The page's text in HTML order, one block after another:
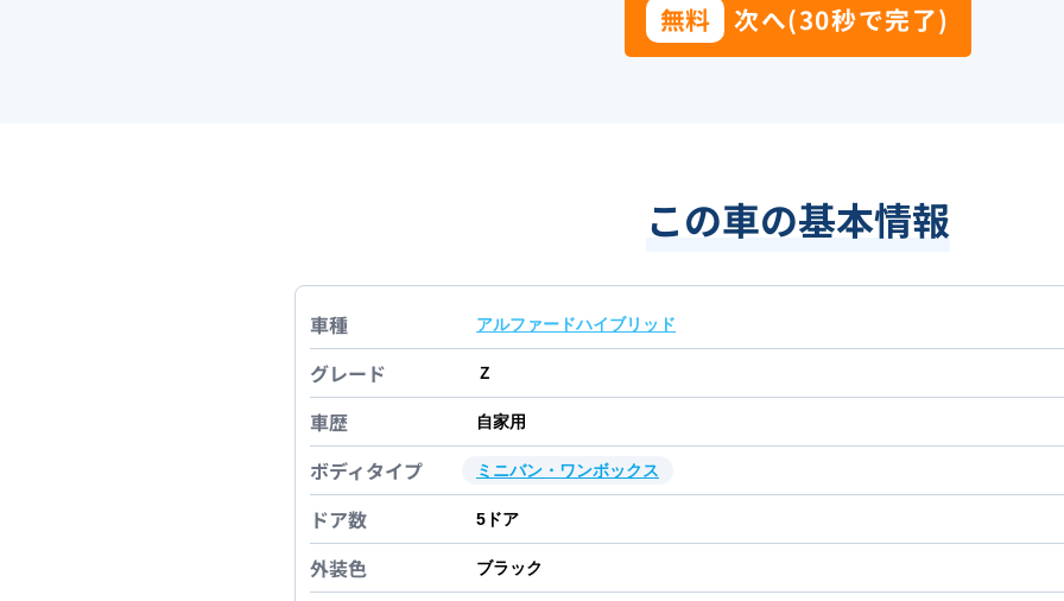
無料 次へ(30秒で完了)
この車の基本情報
車種 アルファードハイブリッド
グレード Ｚ
車歴 自家用
ボディタイプ ミニバン・ワンボックス
ドア数 5 ドア
外装色 ブラック